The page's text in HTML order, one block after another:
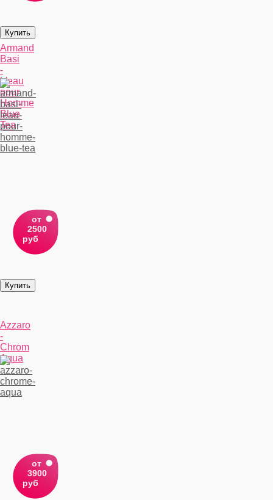
Armand
Basi
-
L'eau
pour
Homme
Blue
Tea
от
2500
руб
Azzaro
-
Chrom
Aqua
от
3900
руб